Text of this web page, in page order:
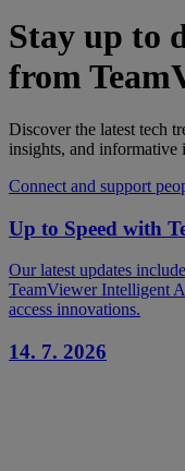
Stay up to
from
Discover the latest tech
insights, and informative
Connect and support
Up to Speed with
Our latest updates
TeamViewer Intelligent
access innovations.
14. 7. 2026